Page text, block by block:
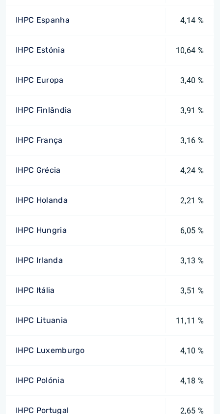
IHPC Espanha 4,14 %
IHPC Estónia 10,64 %
IHPC Europa 3,40 %
IHPC Finlândia 3,91 %
IHPC França 3,16 %
IHPC Grécia 4,24 %
IHPC Holanda 2,21 %
IHPC Hungria 6,05 %
IHPC Irlanda 3,13 %
IHPC Itália 3,51 %
IHPC Lituania 11,11 %
IHPC Luxemburgo 4,10 %
IHPC Polónia 4,18 %
IHPC Portugal 2,65 %